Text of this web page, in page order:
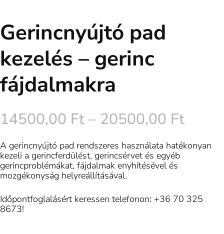
Gerincnyújtó pad
kezelés – gerinc
fájdalmakra
14500,00 Ft– 20500,00 Ft
A gerincnyújtó pad rendszeres használata hatékonyan
kezeli a gerincferdülést, gerincsérvet és egyéb
gerincproblémákat, fájdalmak enyhítésével és
mozgékonyság helyreállításával.
Időpontfoglalásért keressen telefonon: +36 70 325
8673!